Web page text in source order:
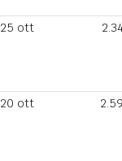
25 ott
20 ott